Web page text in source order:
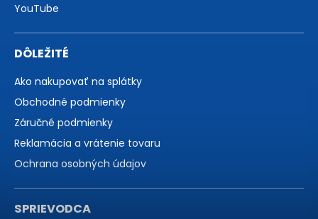
YouTube
DÔLEŽITÉ
Ako nakupovať na splátky
Obchodné podmienky
Záručné podmienky
Reklamácia a vrátenie tovaru
Ochrana osobných údajov
SPRIEVODCA